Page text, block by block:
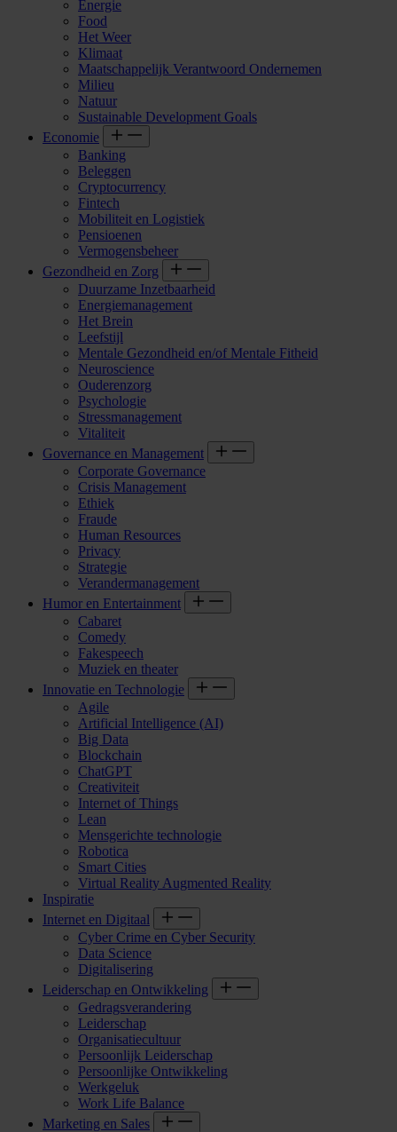
Energie
Food
Het Weer
Klimaat
Maatschappelijk Verantwoord Ondernemen
Milieu
Natuur
Sustainable Development Goals
Economie
Banking
Beleggen
Cryptocurrency
Fintech
Mobiliteit en Logistiek
Pensioenen
Vermogensbeheer
Gezondheid en Zorg
Duurzame Inzetbaarheid
Energiemanagement
Het Brein
Leefstijl
Mentale Gezondheid en/of Mentale Fitheid
Neuroscience
Ouderenzorg
Psychologie
Stressmanagement
Vitaliteit
Governance en Management
Corporate Governance
Crisis Management
Ethiek
Fraude
Human Resources
Privacy
Strategie
Verandermanagement
Humor en Entertainment
Cabaret
Comedy
Fakespeech
Muziek en theater
Innovatie en Technologie
Agile
Artificial Intelligence (AI)
Big Data
Blockchain
ChatGPT
Creativiteit
Internet of Things
Lean
Mensgerichte technologie
Robotica
Smart Cities
Virtual Reality Augmented Reality
Inspiratie
Internet en Digitaal
Cyber Crime en Cyber Security
Data Science
Digitalisering
Leiderschap en Ontwikkeling
Gedragsverandering
Leiderschap
Organisatiecultuur
Persoonlijk Leiderschap
Persoonlijke Ontwikkeling
Werkgeluk
Work Life Balance
Marketing en Sales